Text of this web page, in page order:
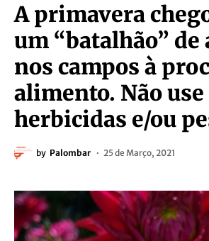
A primavera
um “batalhão” de
nos campos à
alimento. Não use
herbicidas e/ou
by Palombar 25 de Março, 2021